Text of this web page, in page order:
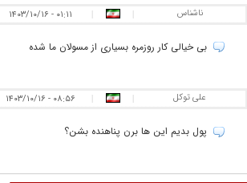
ناشناس |
| ۰۱:۱۱ - ۱۴۰۳/۱۰/۱۶
بی خیالی کار روزمره بسیاری از مسولان ما شده
علی توکل ۰۸:۵۶ - ۱۴۰۳/۱۰/۱۶
پول بدیم این ها برن پناهنده بشن؟